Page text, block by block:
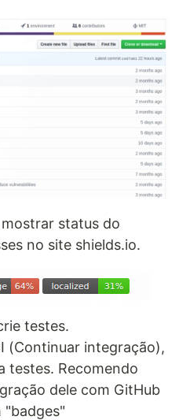
status do
no site shields.io.
testes.
(Continuar integração),
testes. Recomendo
dele com GitHub
"badges"